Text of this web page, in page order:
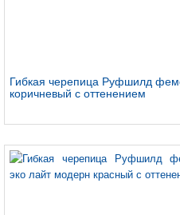
Гибкая черепица Руфшилд
коричневый с оттенением